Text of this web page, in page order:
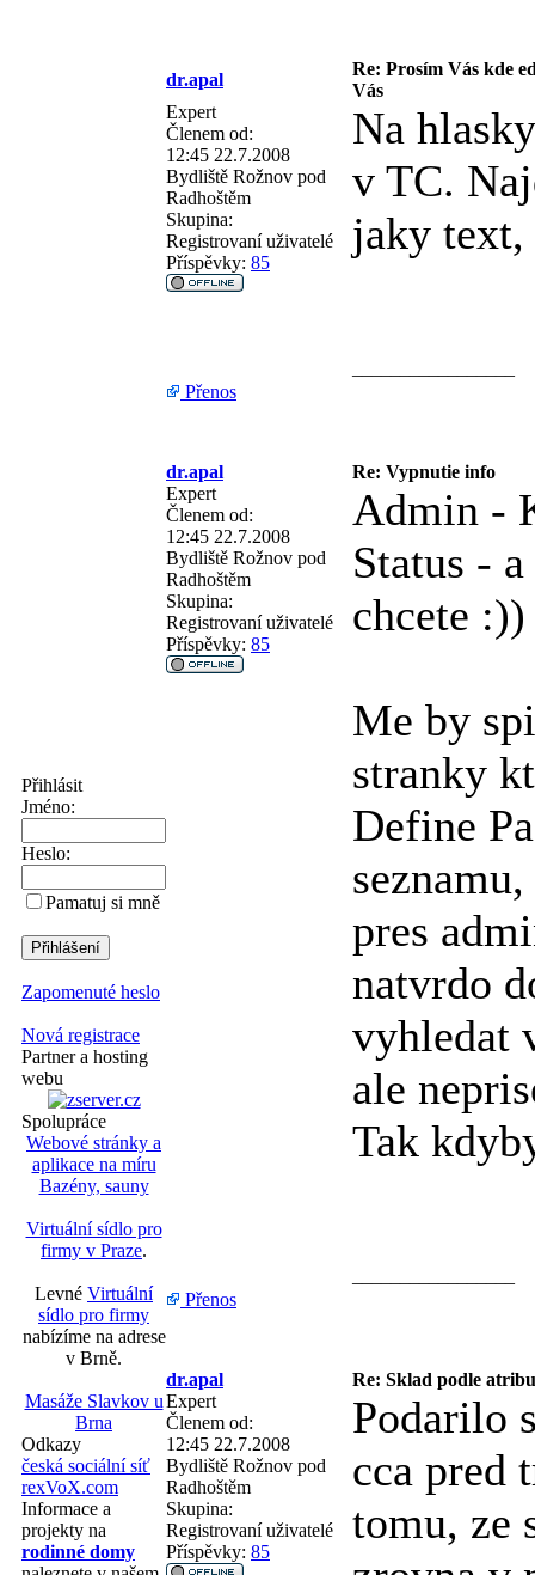
Přihlásit
Jméno:
Heslo:
Pamatuj si mně
Zapomenuté heslo
Nová registrace
Partner a hosting
webu
Spolupráce
Webové stránky a
aplikace na míru
Bazény, sauny
Virtuální sídlo pro
firmy v Praze.
Levné Virtuální
sídlo pro firmy
nabízíme na adrese
v Brně.
Masáže Slavkov u
Brna
Odkazy
česká sociální síť
rexVoX.com
Informace a
projekty na
rodinné domy
dr.apal
Re: Prosím Vás kde
Vás
Expert
Členem od:
12:45 22.7.2008
Bydliště Rožnov pod
Radhoštěm
Skupina:
Registrovaní uživatelé
Příspěvky: 85
Na
v TC.
jaky text,
Přenos
dr.apal
Re: Vypnutie info
Expert
Členem od:
12:45 22.7.2008
Bydliště Rožnov pod
Radhoštěm
Skupina:
Registrovaní uživatelé
Příspěvky: 85
Admin -
Status -
chcete :))
Me by
stranky
Define
pres
natvrdo
vyhledat
ale
Tak
Přenos
dr.apal
Re: Sklad podle
Expert
Členem od:
12:45 22.7.2008
Bydliště Rožnov pod
Radhoštěm
Skupina:
Registrovaní uživatelé
Příspěvky: 85
Podarilo
cca pred
tomu, ze